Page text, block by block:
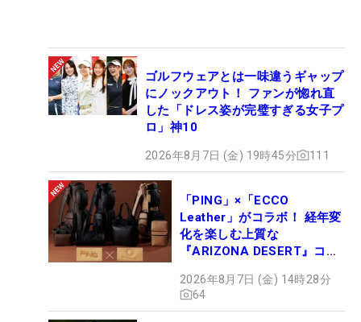
ゴルフウェアとは一味違うギャップ
にノックアウト！ ファンが惚れ直
した「ドレス姿が完璧すぎる女子プ
ロ」神10
2026年8月7日 (金) 19時45分 111
「PING」×「ECCO
Leather」がコラボ！ 経年変
化を楽しむ上質な
『ARIZONA DESERT』コレ
ュー
2026年8月7日 (金) 14時28分
64